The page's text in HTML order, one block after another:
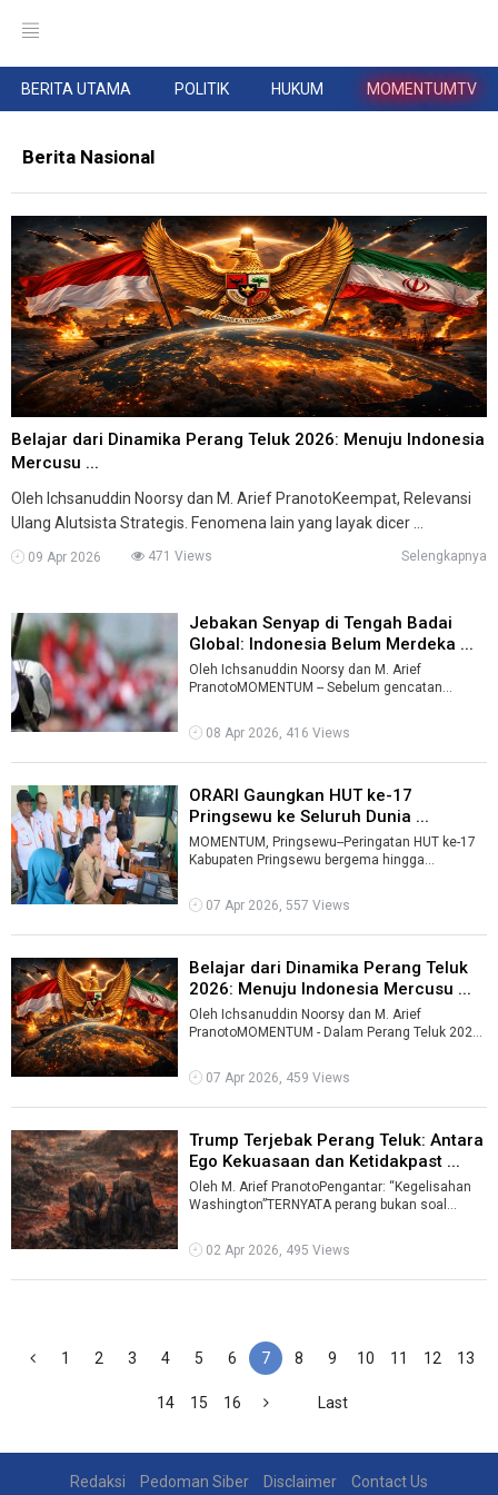
BERITA UTAMA POLITIK HUKUM MOMENTUMTV
Berita Nasional
Belajar dari Dinamika Perang Teluk 2026: Menuju Indonesia
Mercusu ...
Oleh Ichsanuddin Noorsy dan M. Arief PranotoKeempat, Relevansi
Ulang Alutsista Strategis. Fenomena lain yang layak dicer ...
09 Apr 2026 471 Views Selengkapnya
Jebakan Senyap di Tengah Badai
Global: Indonesia Belum Merdeka ...
Oleh Ichsanuddin Noorsy dan M. Arief
PranotoMOMENTUM -- Sebelum gencatan
Israe ...
08 Apr 2026, 416 Views
ORARI Gaungkan HUT ke-17
Pringsewu ke Seluruh Dunia ...
MOMENTUM, Pringsewu--Peringatan HUT ke-17
Kabupaten Pringsewu bergema hingga
Indonesia ( ...
07 Apr 2026, 557 Views
Belajar dari Dinamika Perang Teluk
2026: Menuju Indonesia Mercusu ...
Oleh Ichsanuddin Noorsy dan M. Arief
PranotoMOMENTUM - Dalam Perang Teluk 2026
07 Apr 2026, 459 Views
Trump Terjebak Perang Teluk: Antara
Ego Kekuasaan dan Ketidakpast ...
Oleh M. Arief PranotoPengantar: “Kegelisahan
Washington”TERNYATA perang bukan soal
02 Apr 2026, 495 Views
1 2 3 4 5 6 7 8 9 10 11 12 13
14 15 16 Last
Redaksi Pedoman Siber Disclaimer Contact Us